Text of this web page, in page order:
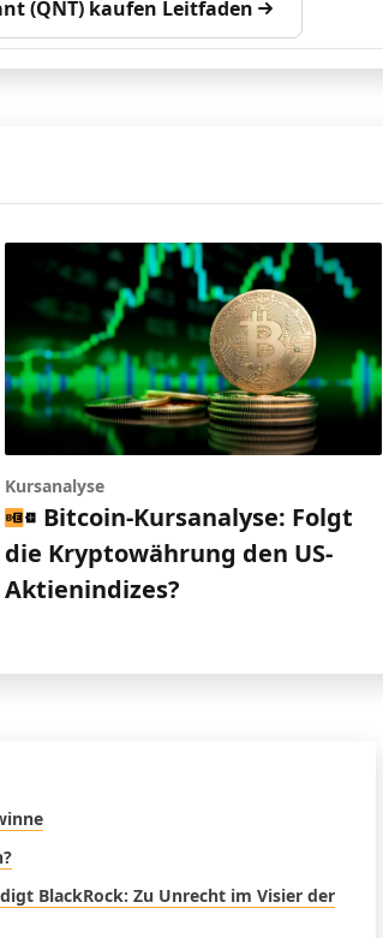
(QNT) kaufen Leitfaden
Kursanalyse
Bitcoin-Kursanalyse: Folgt
die Kryptowährung den US-
Aktienindizes?
BlackRock: Zu Unrecht im Visier der